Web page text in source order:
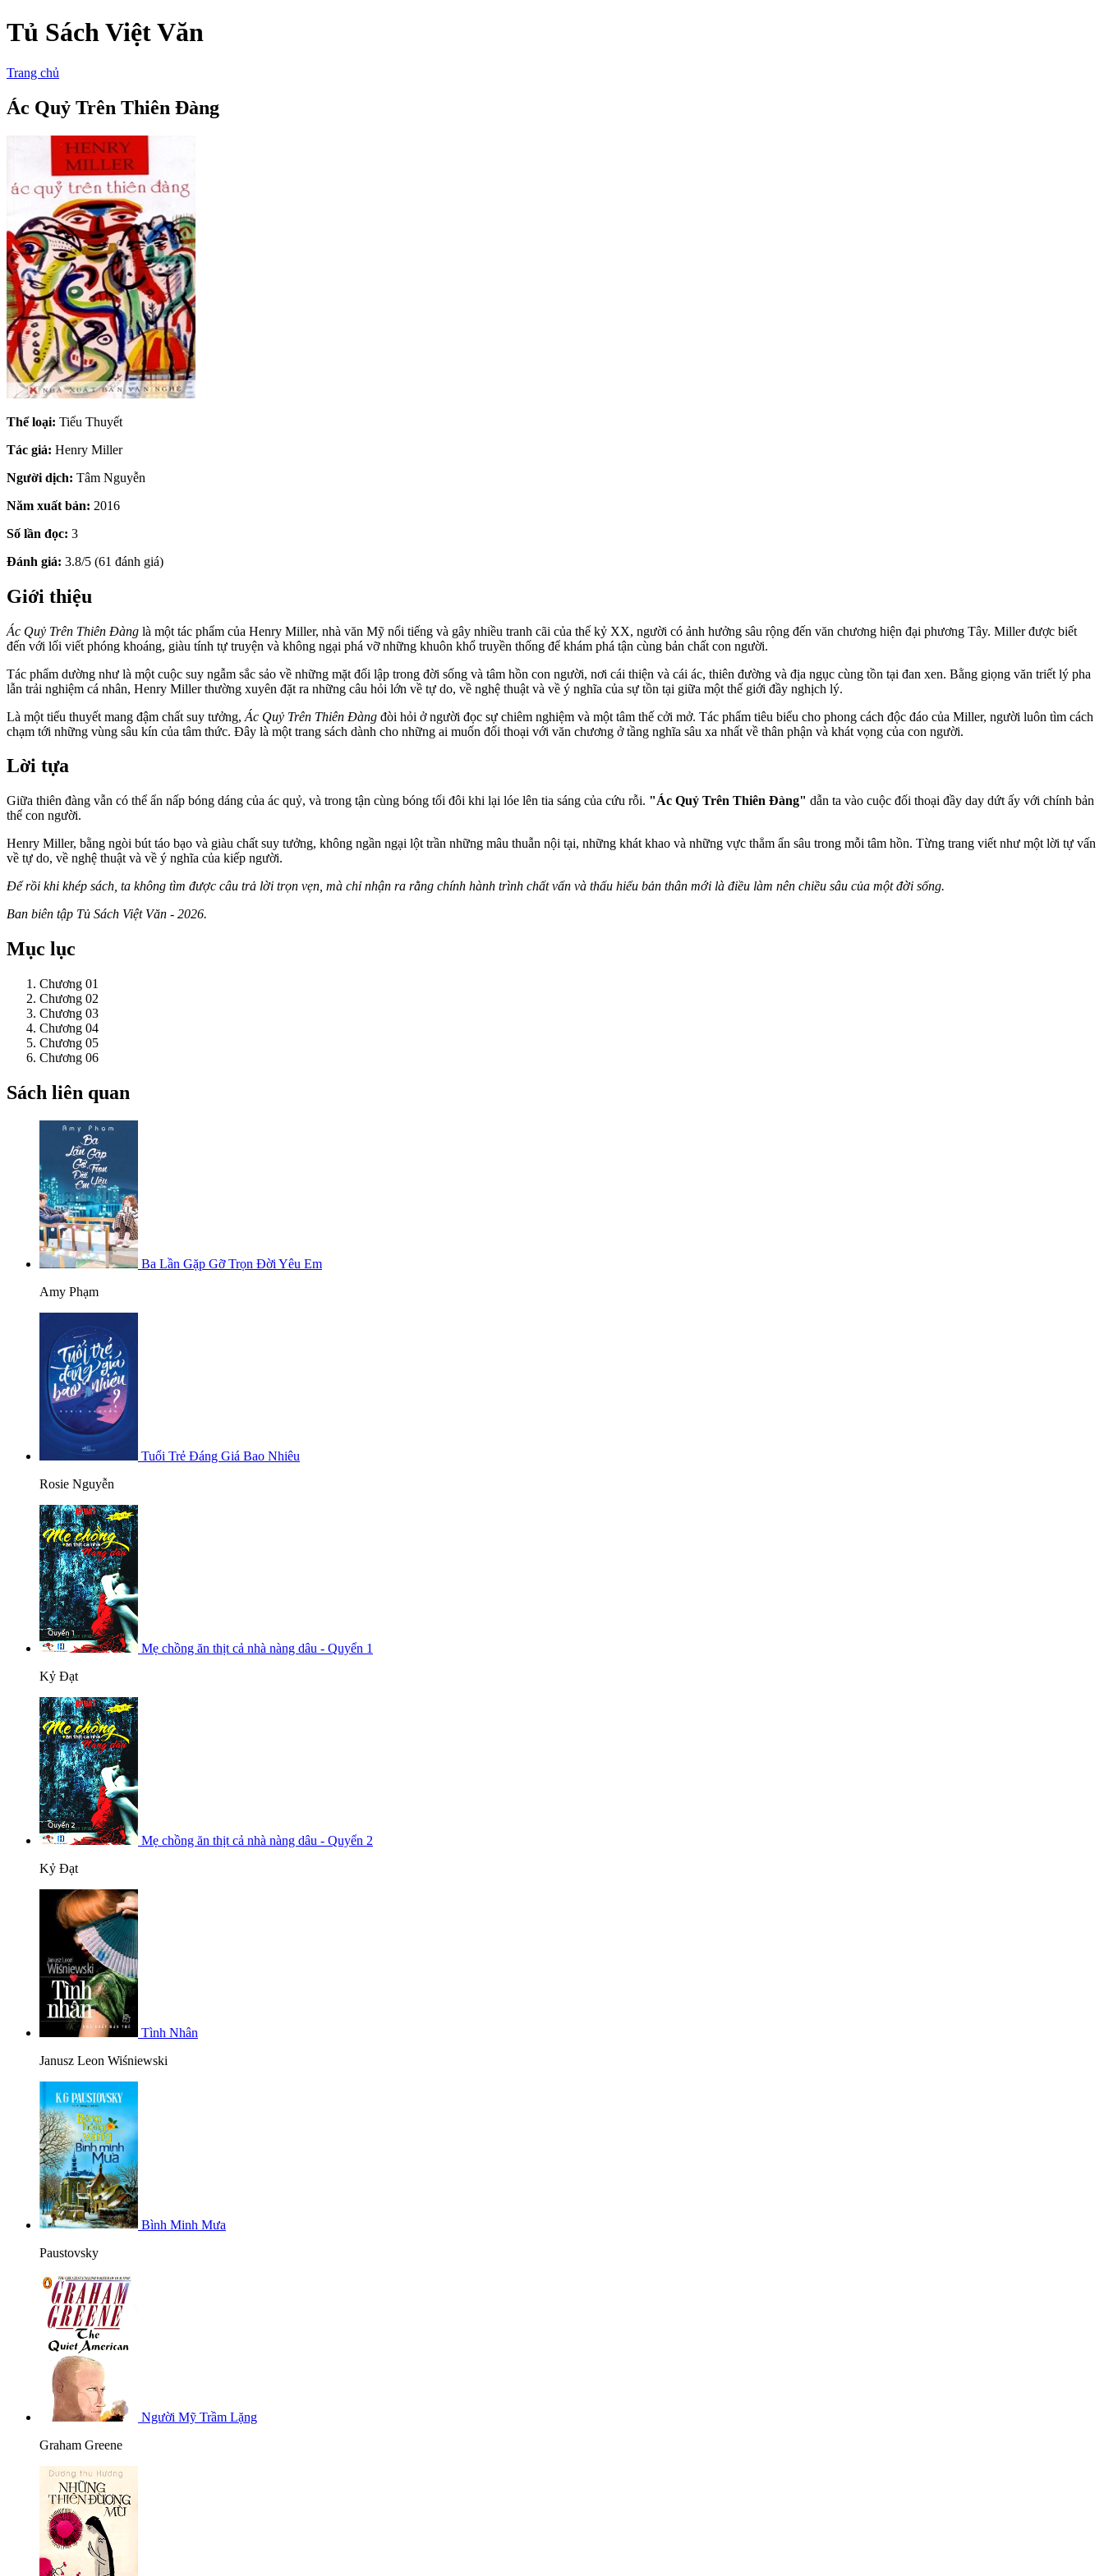
Tủ Sách Việt Văn
Trang chủ
Ác Quỷ Trên Thiên Đàng
Thể loại: Tiểu Thuyết
Tác giả: Henry Miller
Người dịch: Tâm Nguyễn
Năm xuất bản: 2016
Số lần đọc: 3
Đánh giá: 3.8/5 (61 đánh giá)
Giới thiệu
Ác Quỷ Trên Thiên Đàng là một tác phẩm của Henry Miller, nhà văn Mỹ nổi tiếng và gây nhiều tranh cãi của thế kỷ XX, người có ảnh hưởng sâu rộng đến văn chương hiện đại phương Tây. Miller được biết
đến với lối viết phóng khoáng, giàu tính tự truyện và không ngại phá vỡ những khuôn khổ truyền thống để khám phá tận cùng bản chất con người.
Tác phẩm dường như là một cuộc suy ngẫm sắc sảo về những mặt đối lập trong đời sống và tâm hồn con người, nơi cái thiện và cái ác, thiên đường và địa ngục cùng tồn tại đan xen. Bằng giọng văn triết lý pha
lẫn trải nghiệm cá nhân, Henry Miller thường xuyên đặt ra những câu hỏi lớn về tự do, về nghệ thuật và về ý nghĩa của sự tồn tại giữa một thế giới đầy nghịch lý.
Là một tiểu thuyết mang đậm chất suy tưởng, Ác Quỷ Trên Thiên Đàng đòi hỏi ở người đọc sự chiêm nghiệm và một tâm thế cởi mở. Tác phẩm tiêu biểu cho phong cách độc đáo của Miller, người luôn tìm cách
chạm tới những vùng sâu kín của tâm thức. Đây là một trang sách dành cho những ai muốn đối thoại với văn chương ở tầng nghĩa sâu xa nhất về thân phận và khát vọng của con người.
Lời tựa
Giữa thiên đàng vẫn có thể ẩn nấp bóng dáng của ác quỷ, và trong tận cùng bóng tối đôi khi lại lóe lên tia sáng của cứu rỗi. "Ác Quỷ Trên Thiên Đàng" dẫn ta vào cuộc đối thoại đầy day dứt ấy với chính bản
thể con người.
Henry Miller, bằng ngòi bút táo bạo và giàu chất suy tưởng, không ngần ngại lột trần những mâu thuẫn nội tại, những khát khao và những vực thẳm ẩn sâu trong mỗi tâm hồn. Từng trang viết như một lời tự vấn
về tự do, về nghệ thuật và về ý nghĩa của kiếp người.
Để rồi khi khép sách, ta không tìm được câu trả lời trọn vẹn, mà chỉ nhận ra rằng chính hành trình chất vấn và thấu hiểu bản thân mới là điều làm nên chiều sâu của một đời sống.
Ban biên tập Tủ Sách Việt Văn - 2026.
Mục lục
Chương 01
Chương 02
Chương 03
Chương 04
Chương 05
Chương 06
Sách liên quan
Ba Lần Gặp Gỡ Trọn Đời Yêu Em
Amy Phạm
Tuổi Trẻ Đáng Giá Bao Nhiêu
Rosie Nguyễn
Mẹ chồng ăn thịt cả nhà nàng dâu - Quyển 1
Kỷ Đạt
Mẹ chồng ăn thịt cả nhà nàng dâu - Quyển 2
Kỷ Đạt
Tình Nhân
Janusz Leon Wiśniewski
Bình Minh Mưa
Paustovsky
Người Mỹ Trầm Lặng
Graham Greene